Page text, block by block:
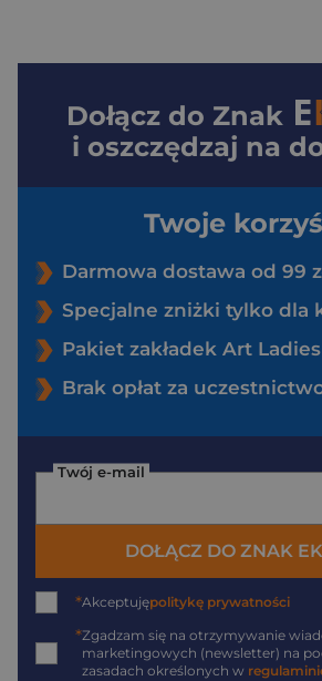
Dołącz do Znak
i oszczędzaj na
Twoje
Darmowa dostawa od 99
Specjalne zniżki tylko dla
Pakiet zakładek Art Ladies
Brak opłat za
Twój e-mail
DOŁĄCZ DO ZNAK
*Akceptujępolitykę prywatności
*Zgadzam się na otrzymywanie
marketingowych (newsletter) na
zasadach określonych w